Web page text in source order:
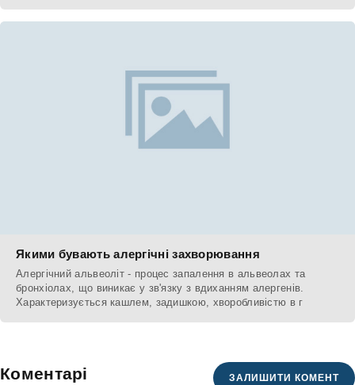
Якими бувають алергічні захворювання
Алергічний альвеоліт - процес запалення в альвеолах та
бронхіолах, що виникає у зв'язку з вдиханням алергенів.
Характеризується кашлем, задишкою, хворобливістю в г
Коментарі ЗАЛИШИТИ КОМЕНТ